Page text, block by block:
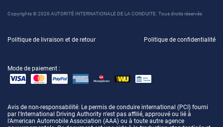
Copyrights © 2026 AUTORITÉ INTERNATIONALE DE LA CONDUITE. Tous droits réservés
Politique de livraison et de retour Politique de confidentialité
Mode de paiement :
Avis de non-responsabilité: Le permis de conduire international (PCI) fourni
par l'International Driving Authority n'est pas affilié, approuvé ou lié à
l'American Automobile Association (AAA) ou à toute autre agence